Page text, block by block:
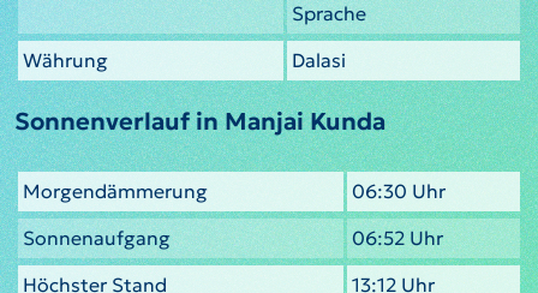
Sprache
Währung
Dalasi
Sonnenverlauf in Manjai Kunda
Morgendämmerung
06:30 Uhr
Sonnenaufgang
06:52 Uhr
Höchster Stand
13:12 Uhr